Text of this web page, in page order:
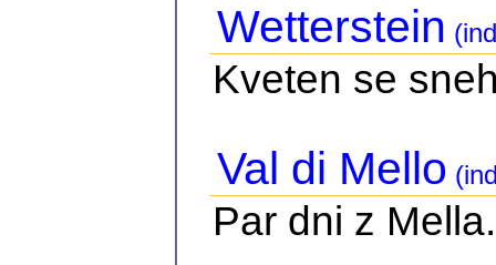
Wetterstein
Kveten se
Val di Mello
Par dni z Mella.